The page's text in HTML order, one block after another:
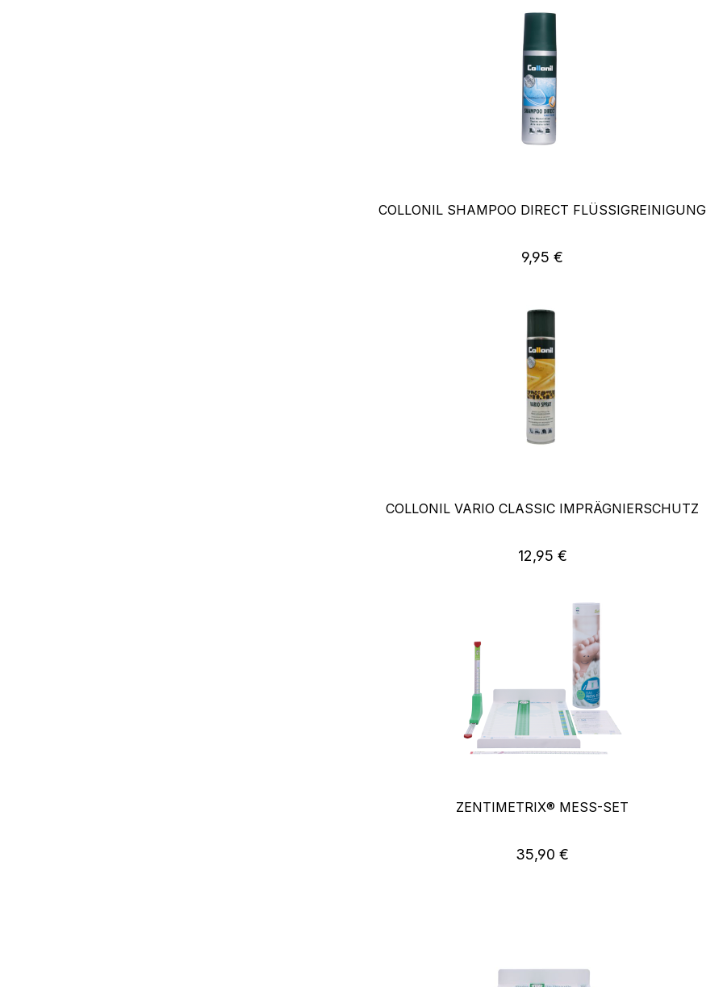
COLLONIL SHAMPOO DIRECT FLÜSSIGREINIGUNG
Regulärer Preis:
9,95 €
COLLONIL VARIO CLASSIC IMPRÄGNIERSCHUTZ
Regulärer Preis:
12,95 €
ZENTIMETRIX® MESS-SET
Regulärer Preis:
35,90 €